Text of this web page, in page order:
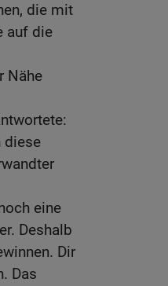
die mit
auf die
Nähe
diese
eine
Deshalb
Dir
Das